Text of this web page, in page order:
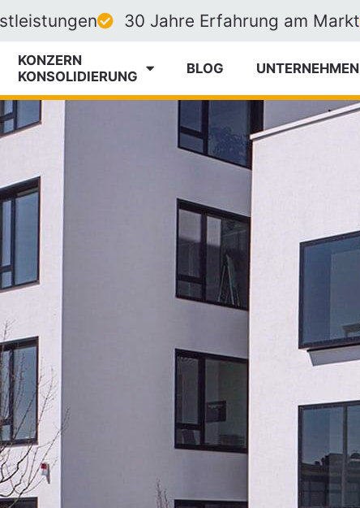
30 Jahre Erfahrung am Markt
KONZERN
­KONSOLIDIERUNG
BLOG UNTERNEHMEN